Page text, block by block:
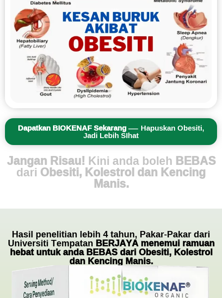
Dapatkan BIOKENAF Sekarang— Hapuskan Obesiti,
Jadi Lebih SIhat
Jangan Risau! Kini anda bolehBEBAS
dariObesiti, Kolestrol dan Kencing
Manis.
Hasil penelitian lebih 4 tahun, Pakar-Pakar dari
Universiti TempatanBERJAYA menemui ramuan
hebat untuk anda BEBAS dari Obesiti, Kolestrol
dan Kencing Manis.